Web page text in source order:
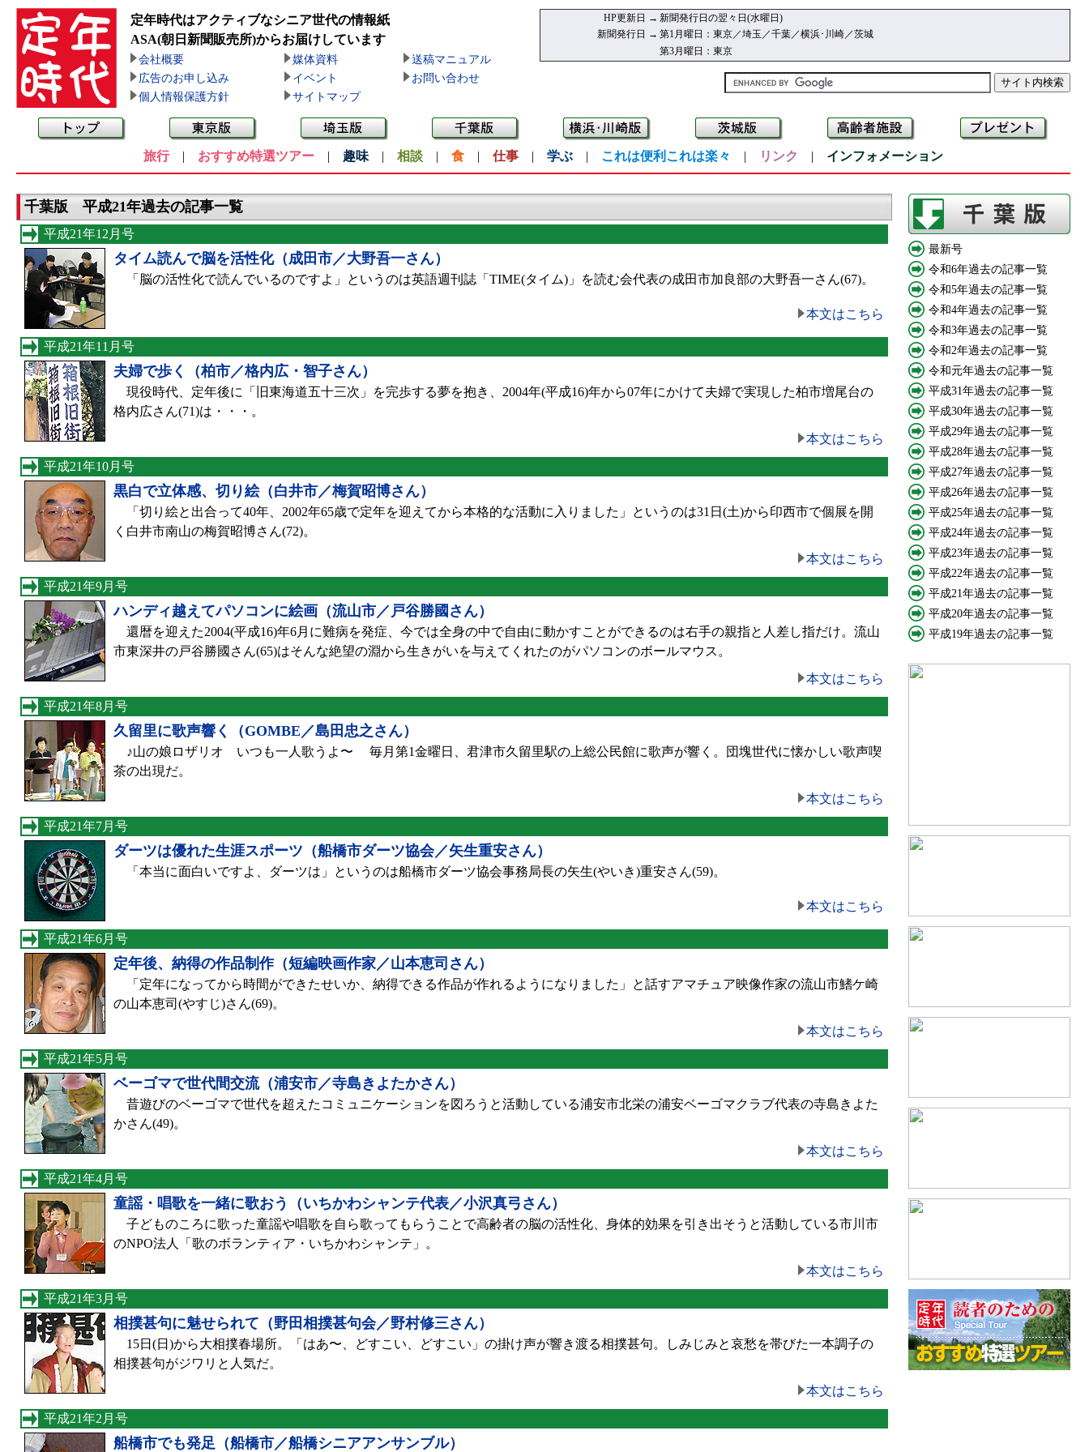
定年時代はアクティブなシニア世代の情報紙
ASA(朝日新聞販売所)からお届けしています
会社概要 媒体資料
送稿マニュアル
広告のお申し込み
イベント
お問い合わせ
個人情報保護方針
サイトマップ
HP更新日 → 新聞発行日の翌々日(水曜日)
新聞発行日 → 第1月曜日：東京／埼玉／千葉／横浜･川崎／茨城
第3月曜日：東京
旅行| おすすめ特選ツアー | 趣味 | 相談 | 食 | 仕事 | 学ぶ | これは便利これは楽々 | リンク | インフォメーション
千葉版 平成21年過去の記事一覧
平成21年12月号
タイム読んで脳を活性化（成田市／大野吾一さん）
「脳の活性化で読んでいるのですよ」というのは英語週刊誌「TIME(タイム)」を読む会代表の成田市加良部の大野吾一さん(67)。
本文はこちら
平成21年11月号
夫婦で歩く（柏市／格内広・智子さん）
現役時代、定年後に「旧東海道五十三次」を完歩する夢を抱き、2004年(平成16)年から07年にかけて夫婦で実現した柏市増尾台の
格内広さん(71)は・・・。
本文はこちら
平成21年10月号
黒白で立体感、切り絵（白井市／梅賀昭博さん）
「切り絵と出合って40年、2002年65歳で定年を迎えてから本格的な活動に入りました」というのは31日(土)から印西市で個展を開
く白井市南山の梅賀昭博さん(72)。
本文はこちら
平成21年9月号
ハンディ越えてパソコンに絵画（流山市／戸谷勝國さん）
還暦を迎えた2004(平成16)年6月に難病を発症、今では全身の中で自由に動かすことができるのは右手の親指と人差し指だけ。流山
市東深井の戸谷勝國さん(65)はそんな絶望の淵から生きがいを与えてくれたのがパソコンのボールマウス。
本文はこちら
平成21年8月号
久留里に歌声響く（GOMBE／島田忠之さん）
♪山の娘ロザリオ いつも一人歌うよ〜 毎月第1金曜日、君津市久留里駅の上総公民館に歌声が響く。団塊世代に懐かしい歌声喫
茶の出現だ。
本文はこちら
平成21年7月号
ダーツは優れた生涯スポーツ（船橋市ダーツ協会／矢生重安さん）
「本当に面白いですよ、ダーツは」というのは船橋市ダーツ協会事務局長の矢生(やいき)重安さん(59)。
本文はこちら
平成21年6月号
定年後、納得の作品制作（短編映画作家／山本恵司さん）
「定年になってから時間ができたせいか、納得できる作品が作れるようになりました」と話すアマチュア映像作家の流山市鰭ケ崎
の山本恵司(やすじ)さん(69)。
本文はこちら
平成21年5月号
ベーゴマで世代間交流（浦安市／寺島きよたかさん）
昔遊びのベーゴマで世代を超えたコミュニケーションを図ろうと活動している浦安市北栄の浦安ベーゴマクラブ代表の寺島きよた
かさん(49)。
本文はこちら
平成21年4月号
童謡・唱歌を一緒に歌おう（いちかわシャンテ代表／小沢真弓さん）
子どものころに歌った童謡や唱歌を自ら歌ってもらうことで高齢者の脳の活性化、身体的効果を引き出そうと活動している市川市
のNPO法人「歌のボランティア・いちかわシャンテ」。
本文はこちら
平成21年3月号
相撲甚句に魅せられて（野田相撲甚句会／野村修三さん）
15日(日)から大相撲春場所。「はあ〜、どすこい、どすこい」の掛け声が響き渡る相撲甚句。しみじみと哀愁を帯びた一本調子の
相撲甚句がジワリと人気だ。
本文はこちら
平成21年2月号
船橋市でも発足（船橋市／船橋シニアアンサンブル）
最新号
令和6年過去の記事一覧
令和5年過去の記事一覧
令和4年過去の記事一覧
令和3年過去の記事一覧
令和2年過去の記事一覧
令和元年過去の記事一覧
平成31年過去の記事一覧
平成30年過去の記事一覧
平成29年過去の記事一覧
平成28年過去の記事一覧
平成27年過去の記事一覧
平成26年過去の記事一覧
平成25年過去の記事一覧
平成24年過去の記事一覧
平成23年過去の記事一覧
平成22年過去の記事一覧
平成21年過去の記事一覧
平成20年過去の記事一覧
平成19年過去の記事一覧